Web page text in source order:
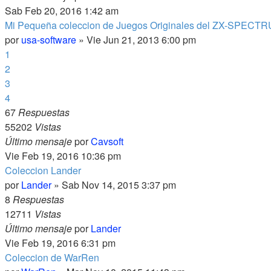
Sab Feb 20, 2016 1:42 am
Mi Pequeña coleccion de Juegos Originales del ZX-
porusa-software » Vie Jun 21, 2013 6:00 pm
1
2
3
4
67Respuestas
55202 Vistas
Último mensajeporCavsoft
Vie Feb 19, 2016 10:36 pm
Coleccion Lander
porLander» Sab Nov 14, 2015 3:37 pm
8 Respuestas
12711 Vistas
Último mensajeporLander
Vie Feb 19, 2016 6:31 pm
Coleccion de WarRen